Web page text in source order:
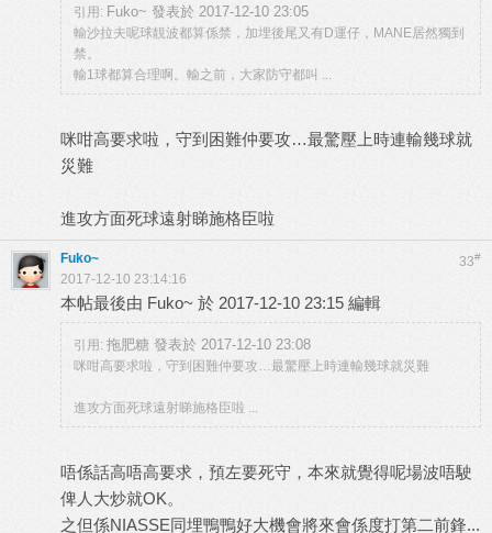
引用: Fuko~ 發表於 2017-12-10 23:05
輸沙拉夫呢球靚波都算係禁，加埋後尾又有D運仔，MANE居然獨到
禁。
輸1球都算合理啊。輸之前，大家防守都叫 ...
咪咁高要求啦，守到困難仲要攻…最驚壓上時連輸幾球就
災難
進攻方面死球遠射睇施格臣啦
33#
Fuko~
2017-12-10 23:14:16
本帖最後由 Fuko~ 於 2017-12-10 23:15 編輯
引用: 拖肥糖 發表於 2017-12-10 23:08
咪咁高要求啦，守到困難仲要攻…最驚壓上時連輸幾球就災難
進攻方面死球遠射睇施格臣啦 ...
唔係話高唔高要求，預左要死守，本來就覺得呢場波唔駛
俾人大炒就OK。
之但係NIASSE同埋鴨鴨好大機會將來會係度打第二前鋒...